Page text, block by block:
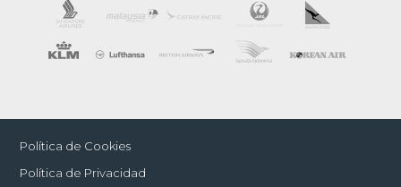
Política de Cookies
Política de Privacidad